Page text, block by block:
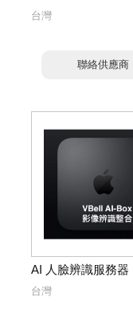
台灣
聯絡供應商
AI 人臉辨識服務器
台灣